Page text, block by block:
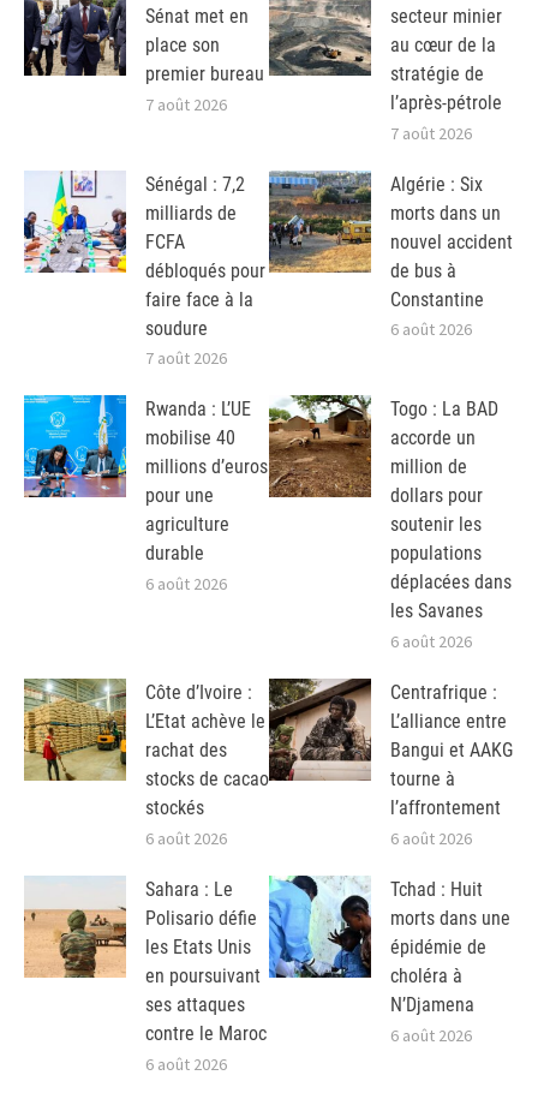
Sénat met en
place son
premier bureau
7 août 2026
secteur minier
au cœur de la
stratégie de
l’après-pétrole
7 août 2026
Sénégal : 7,2
milliards de
FCFA
débloqués pour
faire face à la
soudure
7 août 2026
Algérie : Six
morts dans un
nouvel accident
de bus à
Constantine
6 août 2026
Rwanda : L’UE
mobilise 40
millions d’euros
pour une
agriculture
durable
6 août 2026
Togo : La BAD
accorde un
million de
dollars pour
soutenir les
populations
déplacées dans
les Savanes
6 août 2026
Côte d’Ivoire :
L’Etat achève le
rachat des
stocks de cacao
stockés
6 août 2026
Centrafrique :
L’alliance entre
Bangui et AAKG
tourne à
l’affrontement
6 août 2026
Sahara : Le
Polisario défie
les Etats Unis
en poursuivant
ses attaques
contre le Maroc
6 août 2026
Tchad : Huit
morts dans une
épidémie de
choléra à
N’Djamena
6 août 2026